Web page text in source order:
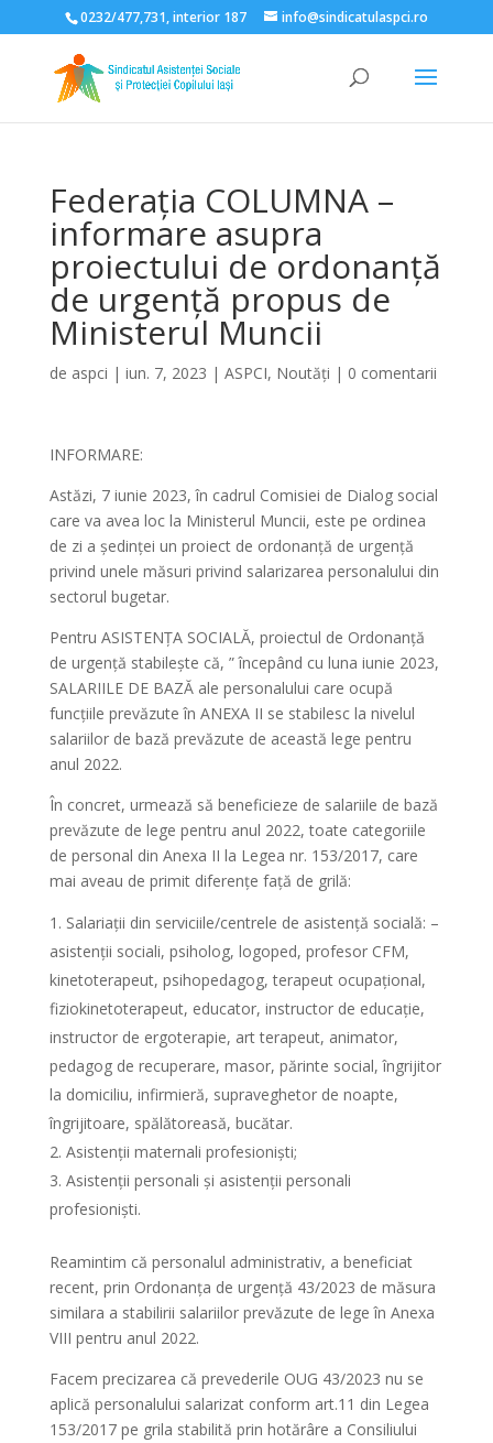
Deschide bara de unelte
0232/477,731, interior 187 info@sindicatulaspci.ro
Federația COLUMNA –
informare asupra
proiectului de ordonanță
de urgență propus de
Ministerul Muncii
de aspci | iun. 7, 2023 | ASPCI, Noutăți | 0 comentarii
INFORMARE:
Astăzi, 7 iunie 2023, în cadrul Comisiei de Dialog social
care va avea loc la Ministerul Muncii, este pe ordinea
de zi a ședinței un proiect de ordonanță de urgență
privind unele măsuri privind salarizarea personalului din
sectorul bugetar.
Pentru ASISTENȚA SOCIALĂ, proiectul de Ordonanță
de urgență stabilește că, ” începând cu luna iunie 2023,
SALARIILE DE BAZĂ ale personalului care ocupă
funcţiile prevăzute în ANEXA II se stabilesc la nivelul
salariilor de bază prevăzute de această lege pentru
anul 2022.
În concret, urmează să beneficieze de salariile de bază
prevăzute de lege pentru anul 2022, toate categoriile
de personal din Anexa II la Legea nr. 153/2017, care
mai aveau de primit diferențe față de grilă:
Salariații din serviciile/centrele de asistență socială: –
asistenții sociali, psiholog, logoped, profesor CFM,
kinetoterapeut, psihopedagog, terapeut ocupațional,
fiziokinetoterapeut, educator, instructor de educație,
instructor de ergoterapie, art terapeut, animator,
pedagog de recuperare, masor, părinte social, îngrijitor
la domiciliu, infirmieră, supraveghetor de noapte,
îngrijitoare, spălătoreasă, bucătar.
Asistenții maternali profesioniști;
Asistenții personali și asistenții personali
profesioniști.
Reamintim că personalul administrativ, a beneficiat
recent, prin Ordonanța de urgență 43/2023 de măsura
similara a stabilirii salariilor prevăzute de lege în Anexa
VIII pentru anul 2022.
Facem precizarea că prevederile OUG 43/2023 nu se
aplică personalului salarizat conform art.11 din Legea
153/2017 pe grila stabilită prin hotărâre a Consiliului